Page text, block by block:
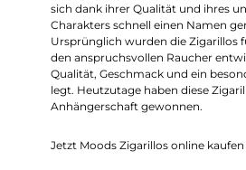
sich dank ihrer Qualität und ihres
Charakters schnell einen Namen
Ursprünglich wurden die Zigarillos
den anspruchsvollen Raucher
Qualität, Geschmack und ein
legt. Heutzutage haben diese
Anhängerschaft gewonnen.
Jetzt Moods Zigarillos online